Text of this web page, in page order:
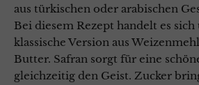
aus türkischen oder arabischen
Bei diesem Rezept handelt es
klassische Version aus
Butter. Safran sorgt für eine
gleichzeitig den Geist. Zucker